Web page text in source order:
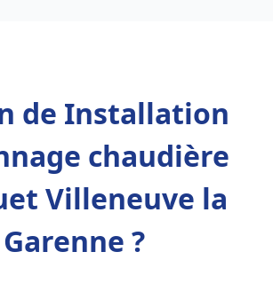
de Installation
chaudière
Villeneuve la
Garenne ?